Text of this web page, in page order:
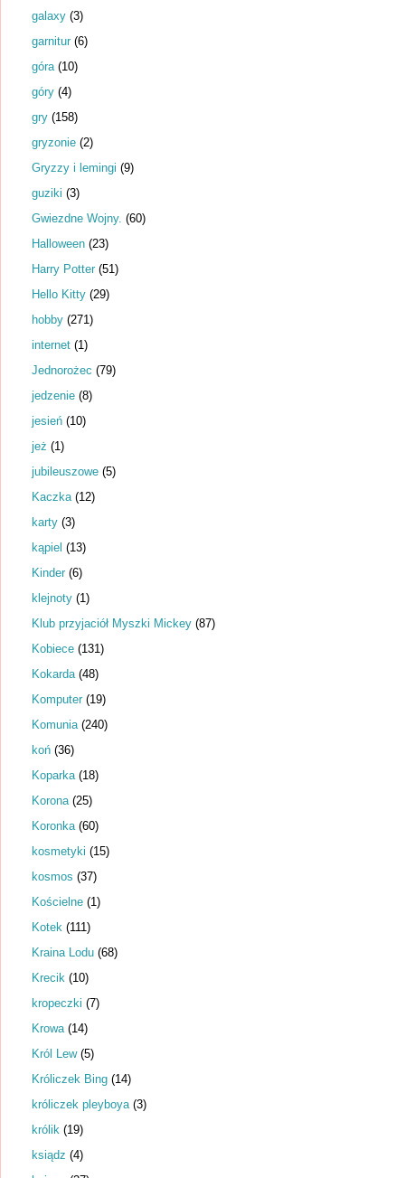
galaxy (3)
garnitur (6)
góra (10)
góry (4)
gry (158)
gryzonie (2)
Gryzzy i lemingi (9)
guziki (3)
Gwiezdne Wojny. (60)
Halloween (23)
Harry Potter (51)
Hello Kitty (29)
hobby (271)
internet (1)
Jednorożec (79)
jedzenie (8)
jesień (10)
jeż (1)
jubileuszowe (5)
Kaczka (12)
karty (3)
kąpiel (13)
Kinder (6)
klejnoty (1)
Klub przyjaciół Myszki Mickey (87)
Kobiece (131)
Kokarda (48)
Komputer (19)
Komunia (240)
koń (36)
Koparka (18)
Korona (25)
Koronka (60)
kosmetyki (15)
kosmos (37)
Kościelne (1)
Kotek (111)
Kraina Lodu (68)
Krecik (10)
kropeczki (7)
Krowa (14)
Król Lew (5)
Króliczek Bing (14)
króliczek pleyboya (3)
królik (19)
ksiądz (4)